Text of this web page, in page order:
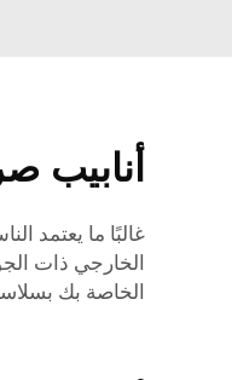
أنابيب
غالبًا ما يعتمد
الخارجي ذات
الخاصة بك